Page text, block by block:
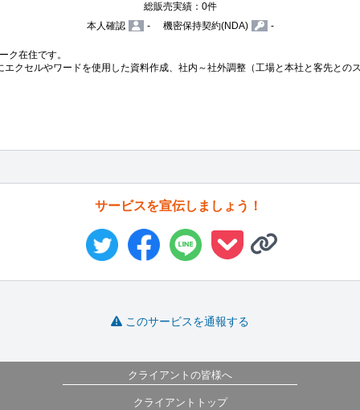
総販売実績：0件
本人確認
- 機密保持契約(NDA) -
ク在住です。
クセルやワードを使用した資料作成、社内～社外調整（工場と本社と客先との
サービスを宣伝しましょう！
このサービスを通報する
クライアントの皆様へ
クライアントトップ